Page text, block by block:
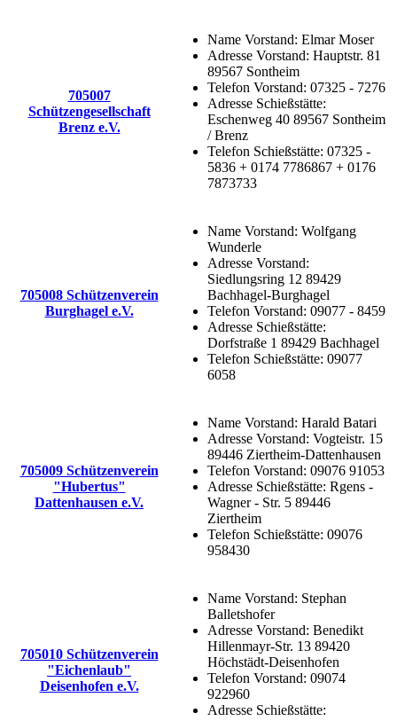
705007
Schützengesellschaft
Brenz e.V.
Name Vorstand: Elmar Moser
Adresse Vorstand: Hauptstr. 81
89567 Sontheim
Telefon Vorstand: 07325 - 7276
Adresse Schießstätte:
Eschenweg 40 89567 Sontheim
/ Brenz
Telefon Schießstätte: 07325 -
5836 + 0174 7786867 + 0176
7873733
705008 Schützenverein
Burghagel e.V.
Name Vorstand: Wolfgang
Wunderle
Adresse Vorstand:
Siedlungsring 12 89429
Bachhagel-Burghagel
Telefon Vorstand: 09077 - 8459
Adresse Schießstätte:
Dorfstraße 1 89429 Bachhagel
Telefon Schießstätte: 09077
6058
705009 Schützenverein
"Hubertus"
Dattenhausen e.V.
Name Vorstand: Harald Batari
Adresse Vorstand: Vogteistr. 15
89446 Ziertheim-Dattenhausen
Telefon Vorstand: 09076 91053
Adresse Schießstätte: Rgens -
Wagner - Str. 5 89446
Ziertheim
Telefon Schießstätte: 09076
958430
705010 Schützenverein
"Eichenlaub"
Deisenhofen e.V.
Name Vorstand: Stephan
Balletshofer
Adresse Vorstand: Benedikt
Hillenmayr-Str. 13 89420
Höchstädt-Deisenhofen
Telefon Vorstand: 09074
922960
Adresse Schießstätte: